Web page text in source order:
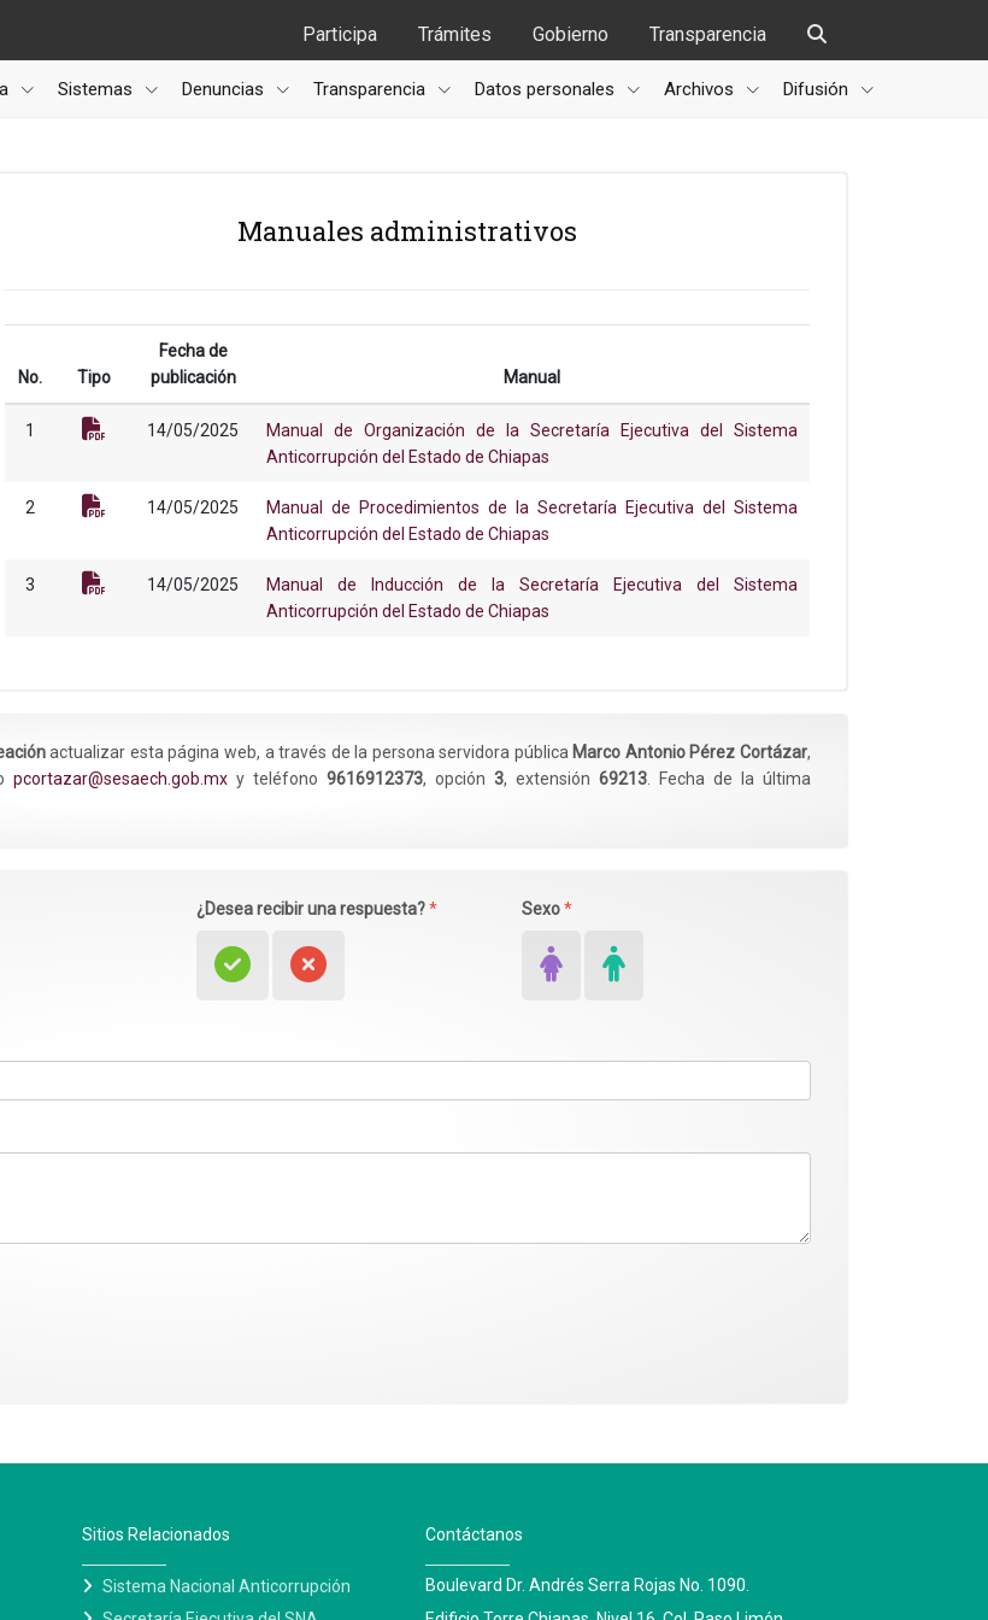
Participa Trámites Gobierno Transparencia
Sistemas Denuncias Transparencia Datos personales Archivos Difusión
Manuales administrativos
No. Tipo
Fecha de
publicación
Manual
1 14/05/2025
Manual de Organización de la Secretaría Ejecutiva del Sistema
Anticorrupción del Estado de Chiapas
2 14/05/2025
Manual de Procedimientos de la Secretaría Ejecutiva del Sistema
Anticorrupción del Estado de Chiapas
3 14/05/2025
Manual de Inducción de la Secretaría Ejecutiva del Sistema
Anticorrupción del Estado de Chiapas
actualizar esta página web, a través de la persona servidora pública Marco Antonio Pérez Cortázar,
pcortazar@sesaech.gob.mx y teléfono 9616912373, opción 3, extensión 69213 . Fecha de la última
¿Desea recibir una respuesta?* Sexo*
Sitios Relacionados
Sistema Nacional Anticorrupción
Contáctanos
Boulevard Dr. Andrés Serra Rojas No. 1090.